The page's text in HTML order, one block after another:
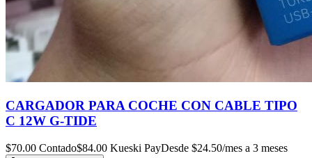
CARGADOR PARA COCHE CON CABLE TIPO
C 12W G-TIDE
$70.00 Contado$84.00 Kueski PayDesde $24.50/mes a 3 meses